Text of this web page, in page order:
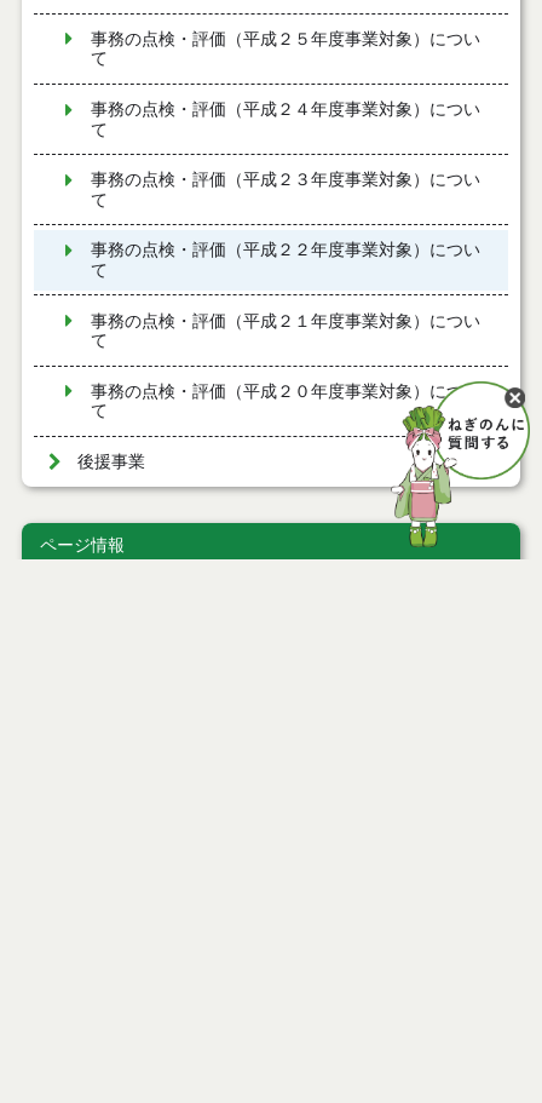
事務の点検・評価（平成２５年度事業対象）につい
て
事務の点検・評価（平成２４年度事業対象）につい
て
事務の点検・評価（平成２３年度事業対象）につい
て
事務の点検・評価（平成２２年度事業対象）につい
て
事務の点検・評価（平成２１年度事業対象）につい
て
事務の点検・評価（平成２０年度事業対象）につい
て
後援事業
ページ情報